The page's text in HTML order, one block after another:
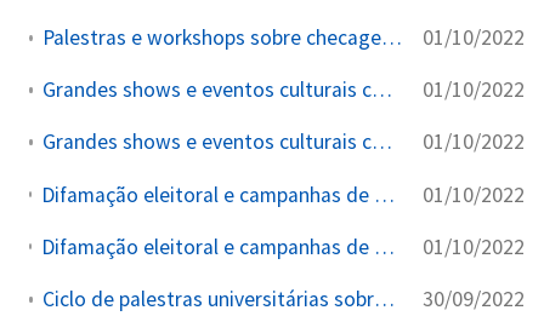
Palestras e workshops sobre checagem e combate à desinformação eleitoral 01/10/2022
Grandes shows e eventos culturais com viés cívico e eleitoral 01/10/2022
Grandes shows e eventos culturais com viés cívico e eleitoral 01/10/2022
Difamação eleitoral e campanhas de desinformação com perfis falsos e influenciadores 01/10/2022
Difamação eleitoral e campanhas de desinformação com perfis falsos e influenciadores 01/10/2022
Ciclo de palestras universitárias sobre eleições e desinformação 30/09/2022